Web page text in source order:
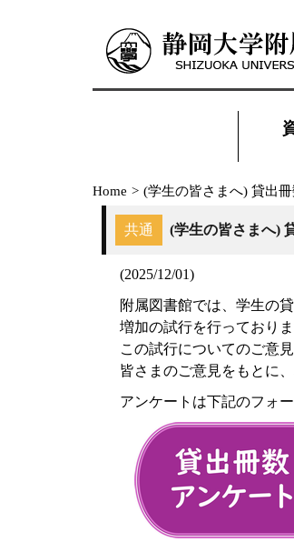
Home > (学生の皆さまへ) 貸出
共通 (学生の皆さまへ)
(2025/12/01)
附属図書館では、学生の
増加の試行を行っておりま
この試行についてのご意
皆さまのご意見をもとに
アンケートは下記のフォ